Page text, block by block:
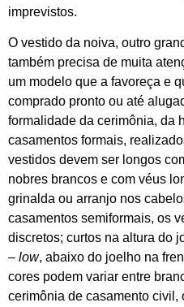
imprevistos.
O vestido da noiva, outro
também precisa de muita
um modelo que a favoreça e
comprado pronto ou até
formalidade da cerimônia, da
casamentos formais,
vestidos devem ser longos
nobres brancos e com véus
grinalda ou arranjo nos
casamentos semiformais, os
discretos; curtos na altura do
– low, abaixo do joelho na
cores podem variar entre
cerimônia de casamento civil,